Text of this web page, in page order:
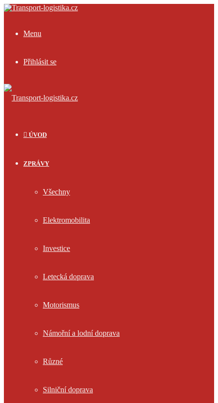
Menu
Přihlásit se
ÚVOD
ZPRÁVY
Všechny
Elektromobilita
Investice
Letecká doprava
Motorismus
Námořní a lodní doprava
Různé
Silniční doprava